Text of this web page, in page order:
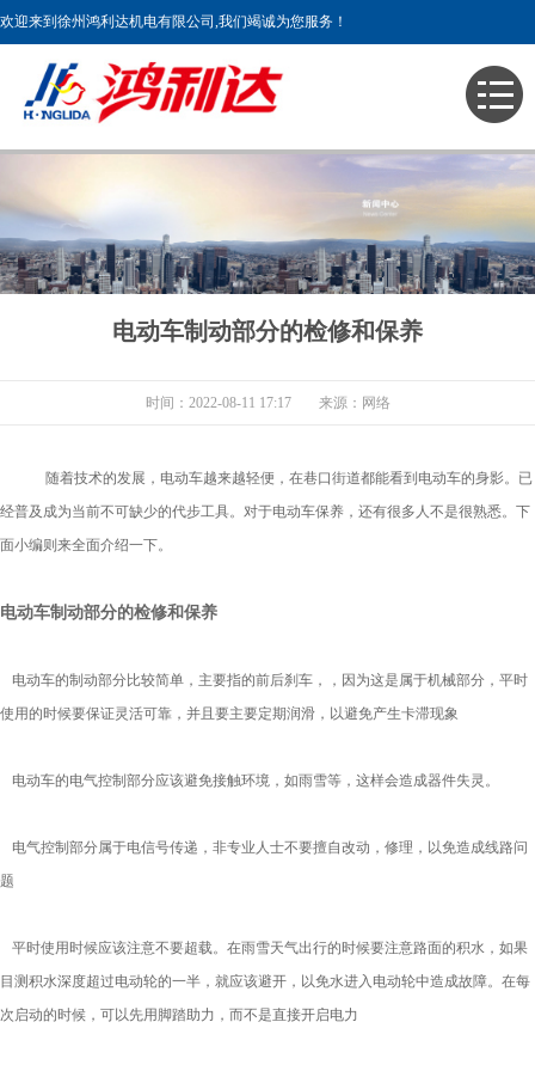
欢迎来到徐州鸿利达机电有限公司,我们竭诚为您服务！
电动车制动部分的检修和保养
时间：2022-08-11 17:17 来源：网络
随着技术的发展，电动车越来越轻便，在巷口街道都能看到电动车的身影。已
经普及成为当前不可缺少的代步工具。对于电动车保养，还有很多人不是很熟悉。下
面小编则来全面介绍一下。
电动车制动部分的检修和保养
电动车的制动部分比较简单，主要指的前后刹车，，因为这是属于机械部分，平时
使用的时候要保证灵活可靠，并且要主要定期润滑，以避免产生卡滞现象
电动车的电气控制部分应该避免接触环境，如雨雪等，这样会造成器件失灵。
电气控制部分属于电信号传递，非专业人士不要擅自改动，修理，以免造成线路问
题
平时使用时候应该注意不要超载。在雨雪天气出行的时候要注意路面的积水，如果
目测积水深度超过电动轮的一半，就应该避开，以免水进入电动轮中造成故障。在每
次启动的时候，可以先用脚踏助力，而不是直接开启电力